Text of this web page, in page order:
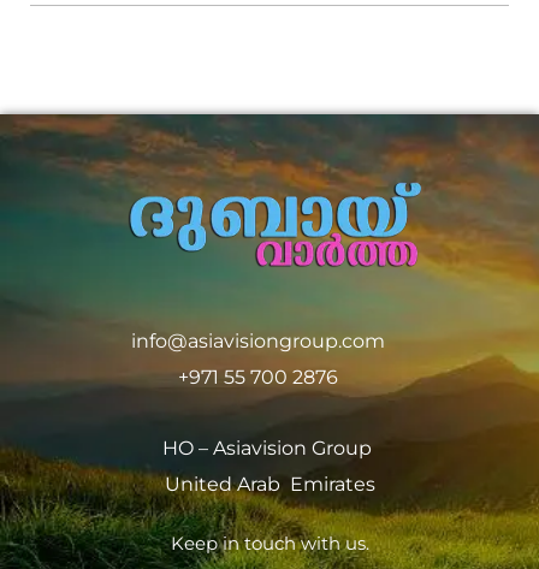
info@asiavisiongroup.com
+971 55 700 2876
HO – Asiavision Group
United Arab Emirates
Keep in touch with us.